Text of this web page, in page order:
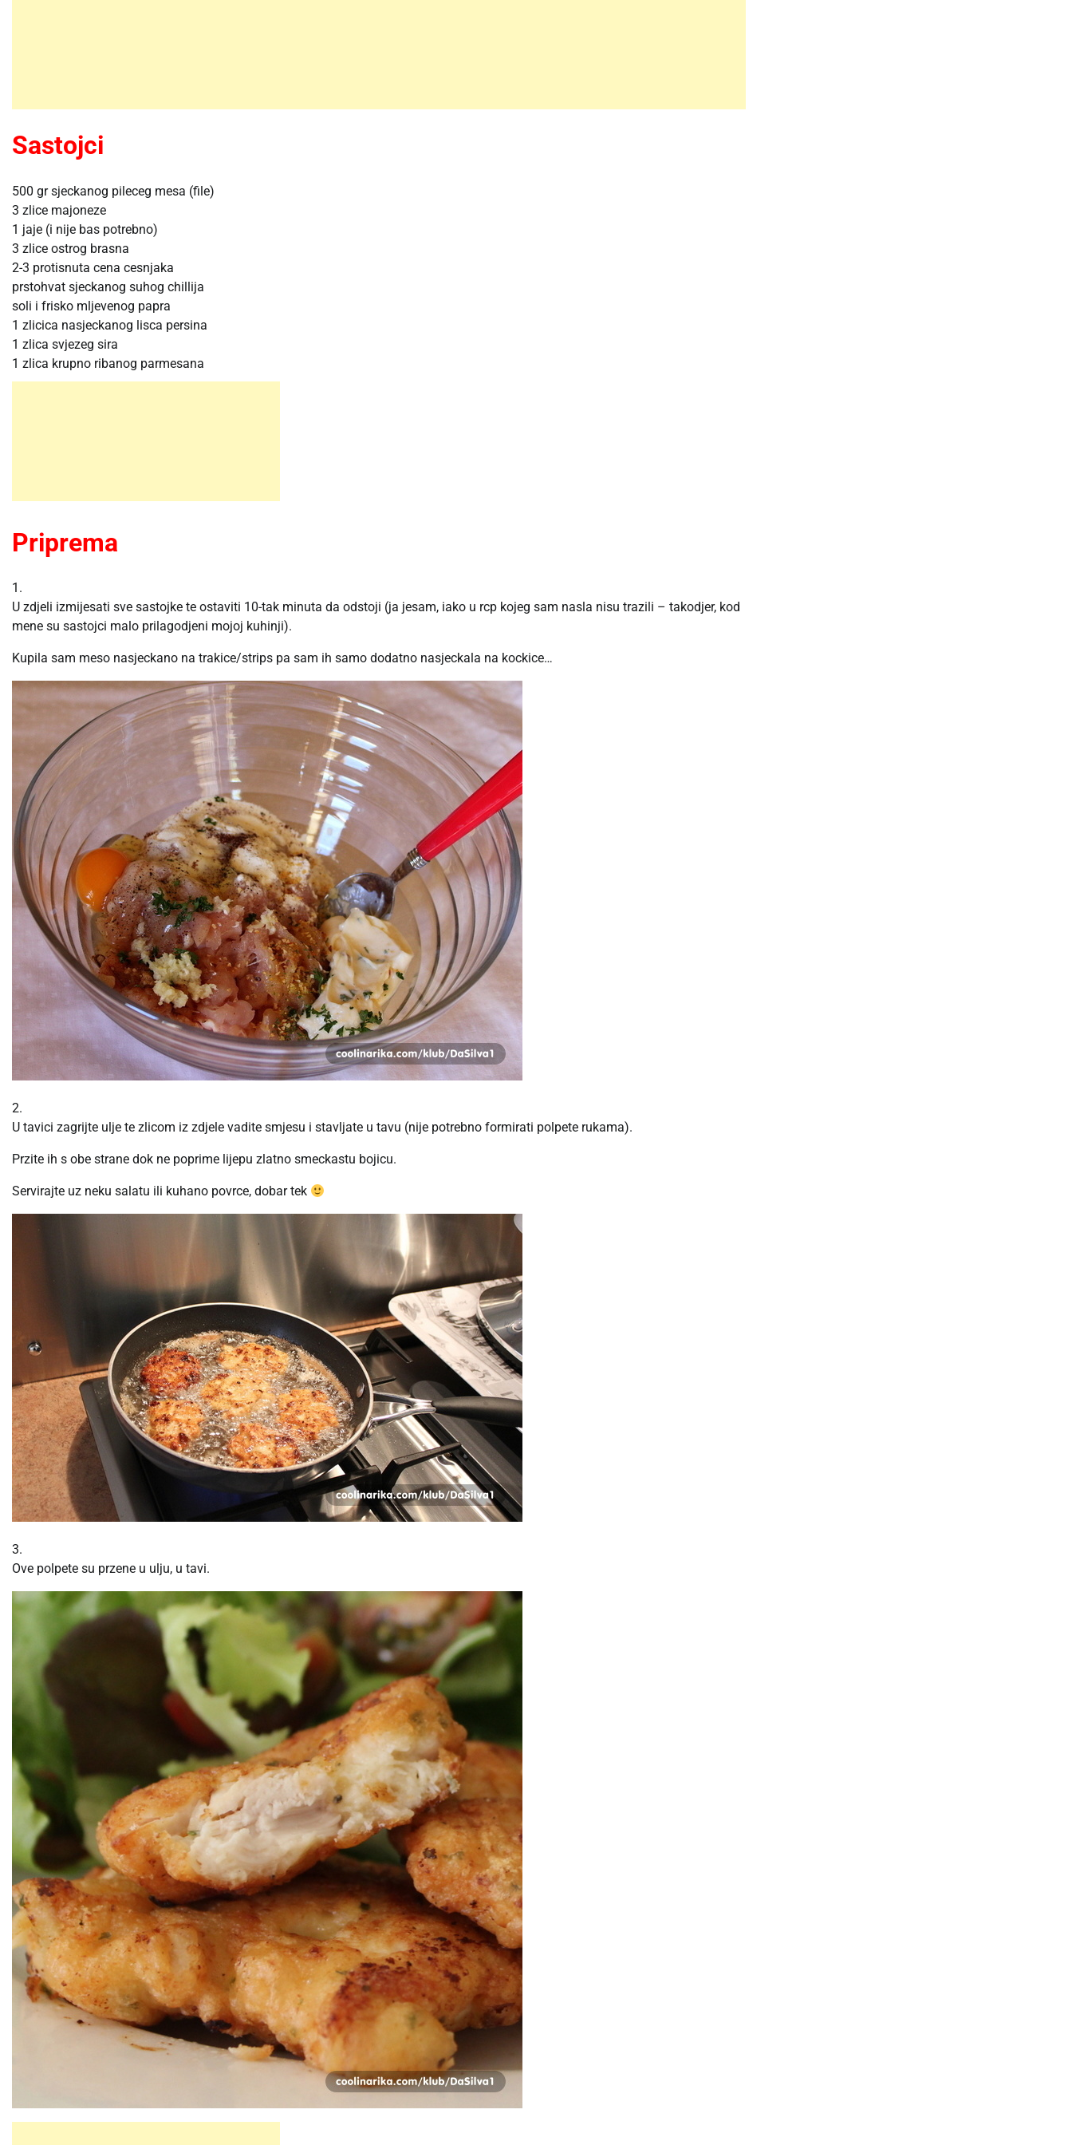
Sastojci
500 gr sjeckanog pileceg mesa (file)
3 zlice majoneze
1 jaje (i nije bas potrebno)
3 zlice ostrog brasna
2-3 protisnuta cena cesnjaka
prstohvat sjeckanog suhog chillija
soli i frisko mljevenog papra
1 zlicica nasjeckanog lisca persina
1 zlica svjezeg sira
1 zlica krupno ribanog parmesana
Priprema
1.
U zdjeli izmijesati sve sastojke te ostaviti 10-tak minuta da odstoji (ja jesam, iako u rcp kojeg sam nasla nisu trazili – takodjer, kod
mene su sastojci malo prilagodjeni mojoj kuhinji).
Kupila sam meso nasjeckano na trakice/strips pa sam ih samo dodatno nasjeckala na kockice…
2.
U tavici zagrijte ulje te zlicom iz zdjele vadite smjesu i stavljate u tavu (nije potrebno formirati polpete rukama).
Przite ih s obe strane dok ne poprime lijepu zlatno smeckastu bojicu.
Servirajte uz neku salatu ili kuhano povrce, dobar tek
3.
Ove polpete su przene u ulju, u tavi.